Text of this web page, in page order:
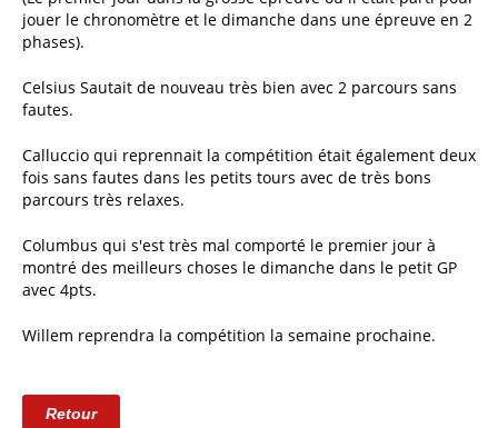
jouer le chronomètre et le dimanche dans une épreuve en 2
phases).
Celsius Sautait de nouveau très bien avec 2 parcours sans
fautes.
Calluccio qui reprennait la compétition était également deux
fois sans fautes dans les petits tours avec de très bons
parcours très relaxes.
Columbus qui s'est très mal comporté le premier jour à
montré des meilleurs choses le dimanche dans le petit GP
avec 4pts.
Willem reprendra la compétition la semaine prochaine.
Retour